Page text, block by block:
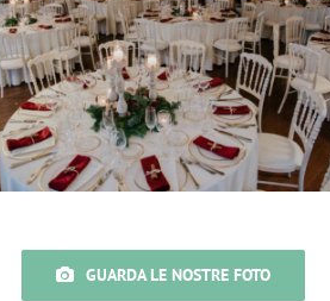
GUARDA LE NOSTRE FOTO